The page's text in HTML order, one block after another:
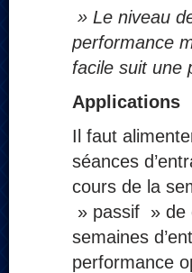
» Le niveau
performance
facile suit une
Applications
Il faut
séances
cours de la
» passif » de
semaines
performance